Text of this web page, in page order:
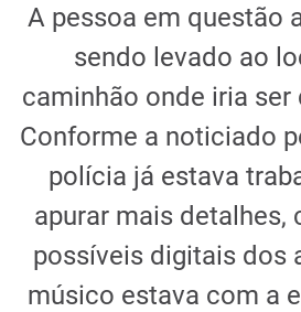
A pessoa em questão
sendo levado ao
caminhão onde iria ser
Conforme a noticiado
polícia já estava
apurar mais detalhes,
possíveis digitais dos
músico estava com a